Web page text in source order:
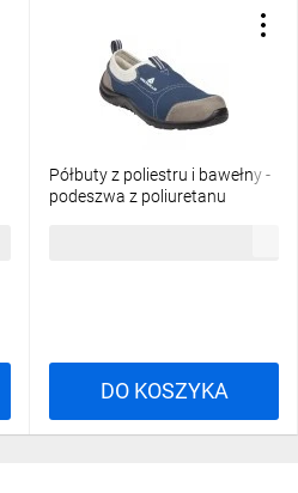
Półbuty z poliestru i bawełny -
podeszwa z poliuretanu
DO KOSZYKA